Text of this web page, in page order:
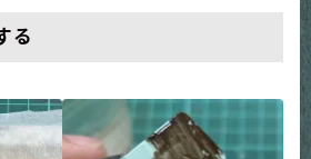
る